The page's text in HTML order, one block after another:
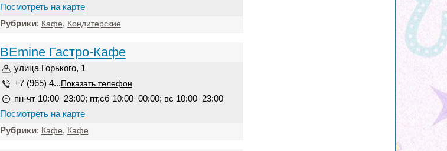
Посмотреть на карте
Рубрики: Кафе, Кондитерские
BEmine Гастро-Кафе
улица Горького, 1
+7 (965) 4... Показать телефон
пн-чт 10:00–23:00; пт,сб 10:00–00:00; вс 10:00–23:00
Посмотреть на карте
Рубрики: Кафе, Кафе